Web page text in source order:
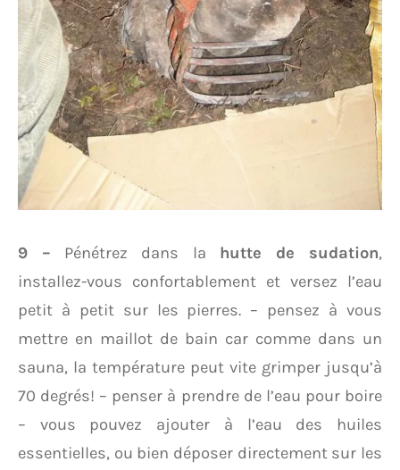
9 – Pénétrez dans la hutte de sudation,
installez-vous confortablement et versez l’eau
petit à petit sur les pierres. – pensez à vous
mettre en maillot de bain car comme dans un
sauna, la température peut vite grimper jusqu’à
70 degrés! – penser à prendre de l’eau pour boire
– vous pouvez ajouter à l’eau des huiles
essentielles, ou bien déposer directement sur les